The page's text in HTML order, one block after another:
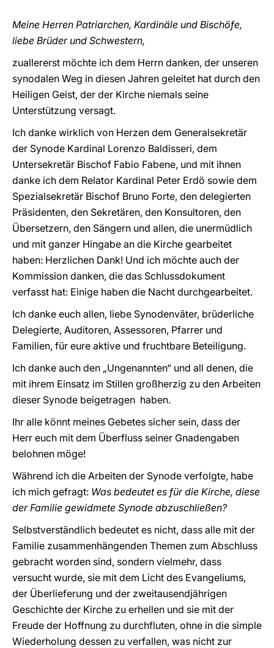
Meine Herren Patriarchen, Kardinäle und Bischöfe,
liebe Brüder und Schwestern,
zuallererst möchte ich dem Herrn danken, der unseren
synodalen Weg in diesen Jahren geleitet hat durch den
Heiligen Geist, der der Kirche niemals seine
Unterstützung versagt.
Ich danke wirklich von Herzen dem Generalsekretär
der Synode Kardinal Lorenzo Baldisseri, dem
Untersekretär Bischof Fabio Fabene, und mit ihnen
danke ich dem Relator Kardinal Peter Erdö sowie dem
Spezialsekretär Bischof Bruno Forte, den delegierten
Präsidenten, den Sekretären, den Konsultoren, den
Übersetzern, den Sängern und allen, die unermüdlich
und mit ganzer Hingabe an die Kirche gearbeitet
haben: Herzlichen Dank! Und ich möchte auch der
Kommission danken, die das Schlussdokument
verfasst hat: Einige haben die Nacht durchgearbeitet.
Ich danke euch allen, liebe Synodenväter, brüderliche
Delegierte, Auditoren, Assessoren, Pfarrer und
Familien, für eure aktive und fruchtbare Beteiligung.
Ich danke auch den „Ungenannten“ und all denen, die
mit ihrem Einsatz im Stillen großherzig zu den Arbeiten
dieser Synode beigetragen haben.
Ihr alle könnt meines Gebetes sicher sein, dass der
Herr euch mit dem Überfluss seiner Gnadengaben
belohnen möge!
Während ich die Arbeiten der Synode verfolgte, habe
ich mich gefragt: Was bedeutet es für die Kirche, diese
der Familie gewidmete Synode abzuschließen?
Selbstverständlich bedeutet es nicht, dass alle mit der
Familie zusammenhängenden Themen zum Abschluss
gebracht worden sind, sondern vielmehr, dass
versucht wurde, sie mit dem Licht des Evangeliums,
der Überlieferung und der zweitausendjährigen
Geschichte der Kirche zu erhellen und sie mit der
Freude der Hoffnung zu durchfluten, ohne in die simple
Wiederholung dessen zu verfallen, was nicht zur